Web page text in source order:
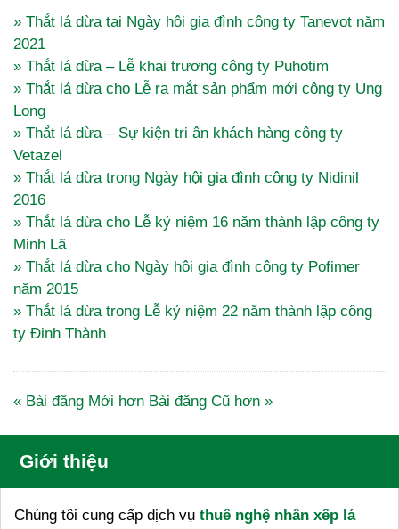
» Thắt lá dừa tại Ngày hội gia đình công ty Tanevot năm
2021
» Thắt lá dừa – Lễ khai trương công ty Puhotim
» Thắt lá dừa cho Lễ ra mắt sản phẩm mới công ty Ung
Long
» Thắt lá dừa – Sự kiện tri ân khách hàng công ty
Vetazel
» Thắt lá dừa trong Ngày hội gia đình công ty Nidinil
2016
» Thắt lá dừa cho Lễ kỷ niệm 16 năm thành lập công ty
Minh Lã
» Thắt lá dừa cho Ngày hội gia đình công ty Pofimer
năm 2015
» Thắt lá dừa trong Lễ kỷ niệm 22 năm thành lập công
ty Đinh Thành
« Bài đăng Mới hơn Bài đăng Cũ hơn »
Giới thiệu
Chúng tôi cung cấp dịch vụ thuê nghệ nhân xếp lá